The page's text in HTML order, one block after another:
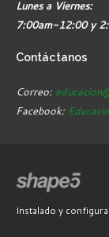
Lunes a Viernes:
7:00am-12:00 y
Contáctanos
Correo:
Facebook:
Instalado y